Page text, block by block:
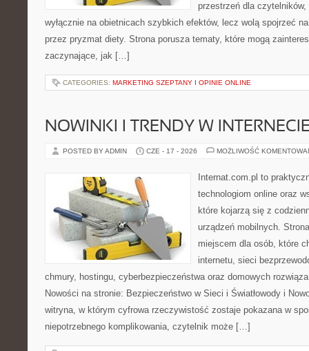
przestrzeń dla
wyłącznie na obietnicach szybkich efektów, lecz wolą spojrzeć
przez pryzmat diety. Strona porusza tematy, które mogą
zaczynające, jak […]
CATEGORIES: MARKETING SZEPTANY I OPINIE ONLINE
NOWINKI I TRENDY W
POSTED BY ADMIN CZE - 17 - 2026 MOŻLIWOŚĆ
Internat.com.pl to
technologiom online oraz
które kojarzą się z
urządzeń mobilnych.
miejscem dla osób, które
internetu, sieci
chmury, hostingu, cyberbezpieczeństwa oraz domowych
Nowości na stronie: Bezpieczeństwo w Sieci i Światłowody i
witryna, w którym cyfrowa rzeczywistość zostaje pokazana w
niepotrzebnego komplikowania, czytelnik może […]